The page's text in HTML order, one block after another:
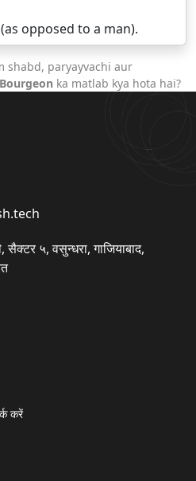
opposed to a man).
shabd, paryayvachi aur
Bourgeon ka matlab kya hota hai?
५, वसुन्धरा, गाजियाबाद,
करें